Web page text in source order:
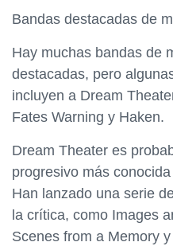
Bandas destacadas de
Hay muchas bandas de
destacadas, pero
incluyen a Dream
Fates Warning y Haken.
Dream Theater es
progresivo más
Han lanzado una serie
la crítica, como Images
Scenes from a Memory